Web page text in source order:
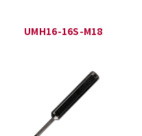
UMH16-16S-M18